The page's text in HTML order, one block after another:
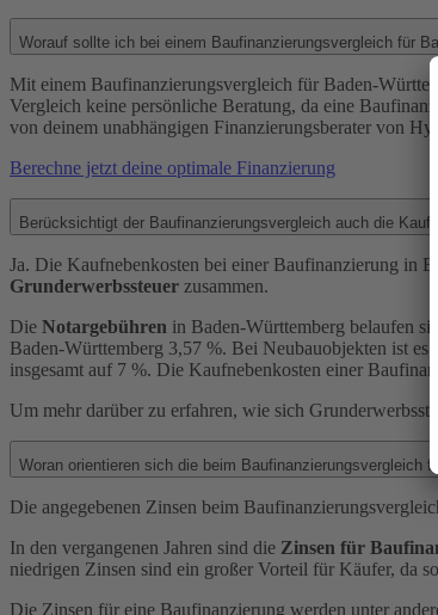
Worauf sollte ich bei einem Baufinanzierungsvergleich für
Mit einem Baufinanzierungsvergleich für Baden-
Vergleich keine persönliche Beratung, da eine
von deinem unabhängigen Finanzierungsberater von
Berechne jetzt deine optimale Finanzierung
Berücksichtigt der Baufinanzierungsvergleich auch die
Ja. Die Kaufnebenkosten bei einer Baufinanzierung in
Grunderwerbssteuer zusammen.
Die Notargebühren in Baden-Württemberg belaufen
Baden-Württemberg 3,57 %. Bei Neubauobjekten ist
insgesamt auf 7 %. Die Kaufnebenkosten einer
Um mehr darüber zu erfahren, wie sich
Woran orientieren sich die beim Baufinanzierungsvergleich
Die angegebenen Zinsen beim
In den vergangenen Jahren sind die Zinsen für
niedrigen Zinsen sind ein großer Vorteil für Käufer, da
Die Zinsen für eine Baufinanzierung werden unter